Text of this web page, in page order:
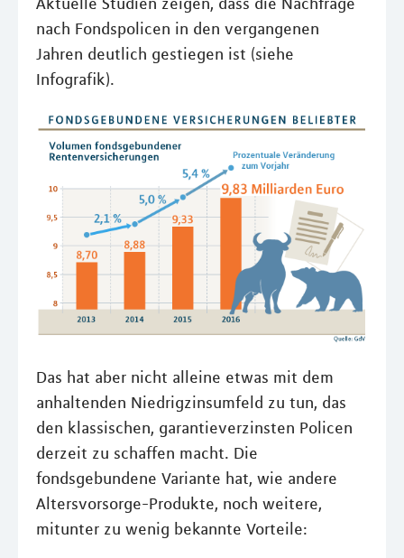
nach Fondspolicen in den vergangenen
Jahren deutlich gestiegen ist (siehe
Infografik).
Das hat aber nicht alleine etwas mit dem
anhaltenden Niedrigzinsumfeld zu tun, das
den klassischen, garantieverzinsten Policen
derzeit zu schaffen macht. Die
fondsgebundene Variante hat, wie andere
Altersvorsorge-Produkte, noch weitere,
mitunter zu wenig bekannte Vorteile: